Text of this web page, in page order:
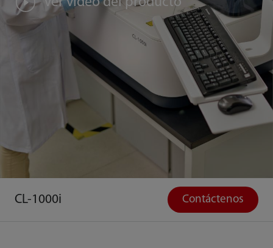
CL-1000i Contáctenos